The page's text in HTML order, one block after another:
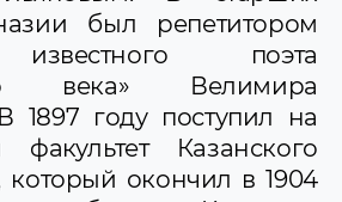
был репетитором
поэта
века» Велимира
1897 году поступил на
факультет Казанского
который окончил в 1904